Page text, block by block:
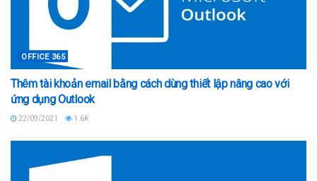
OFFICE 365
Thêm tài khoản email bằng cách dùng thiết lập nâng cao với
ứng dụng Outlook
22/09/2021 1.6K